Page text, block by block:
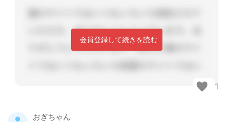
会員登録して続きを読む
1
おぎちゃん